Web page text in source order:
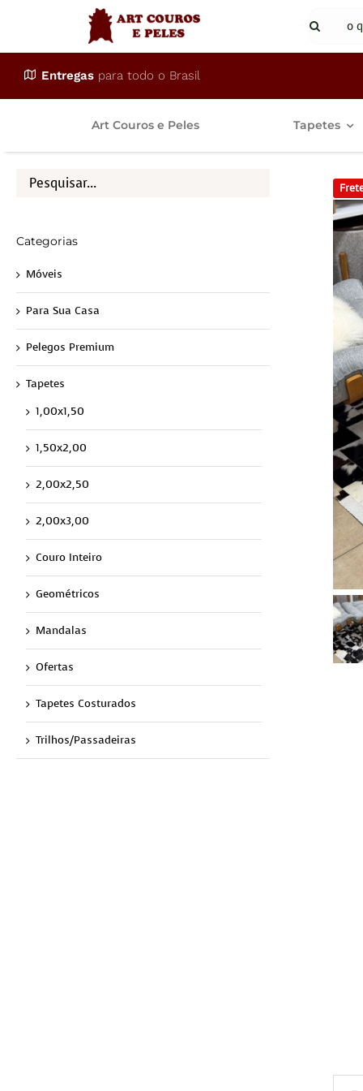
conteúdo
Buscar
Entregas para todo o Brasil
Art Couros e Peles Tapetes
Categorias
Móveis
Para Sua Casa
Pelegos Premium
Tapetes
1,00x1,50
1,50x2,00
2,00x2,50
2,00x3,00
Couro Inteiro
Geométricos
Mandalas
Ofertas
Tapetes Costurados
Trilhos/Passadeiras